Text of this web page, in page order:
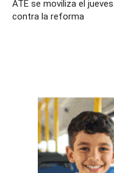
ATE se moviliza el jueves
contra la reforma